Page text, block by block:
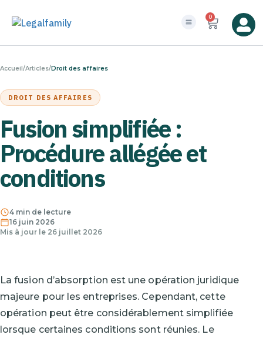
0
Accueil/Articles/Droit des affaires
DROIT DES AFFAIRES
Fusion simplifiée :
Procédure allégée et
conditions
4 min de lecture
16 juin 2026
Mis à jour le 26 juillet 2026
La fusion d’absorption est une opération juridique
majeure pour les entreprises. Cependant, cette
opération peut être considérablement simplifiée
lorsque certaines conditions sont réunies. Le